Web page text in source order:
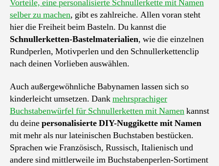
Vorteile, eine personalisierte Schnullerkette mit Namen
selber zu machen, gibt es zahlreiche. Allen voran steht
hier die Freiheit beim Basteln. Du kannst die
Schnullerketten-Bastelmaterialien, wie die einzelnen
Rundperlen, Motivperlen und den Schnullerkettenclip
nach deinen Vorlieben auswählen.
Auch außergewöhnliche Babynamen lassen sich so
kinderleicht umsetzen. Dankmehrsprachiger
Buchstabenwürfel für Schnullerketten mit Namenkannst
du deinepersonalisierte DIY-Nuggikette mit Namen
mit mehr als nur lateinischen Buchstaben bestücken.
Sprachen wie Französisch, Russisch, Italienisch und
andere sind mittlerweile im Buchstabenperlen-Sortiment